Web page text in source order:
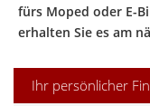
fürs Moped oder E-
erhalten Sie es am
Ihr persönlicher